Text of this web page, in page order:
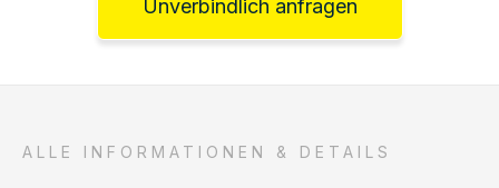
Unverbindlich anfragen
ALLE INFORMATIONEN & DETAILS